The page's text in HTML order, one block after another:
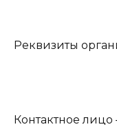
Реквизиты
Контактное лицо